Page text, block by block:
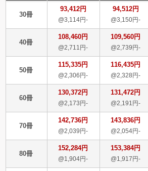
30冊
93,412円
@3,114円-
94,512円
@3,150円-
40冊
108,460円
@2,711円-
109,560円
@2,739円-
50冊
115,335円
@2,306円-
116,435円
@2,328円-
60冊
130,372円
@2,173円-
131,472円
@2,191円-
70冊
142,736円
@2,039円-
143,836円
@2,054円-
80冊
152,284円
@1,904円-
153,384円
@1,917円-